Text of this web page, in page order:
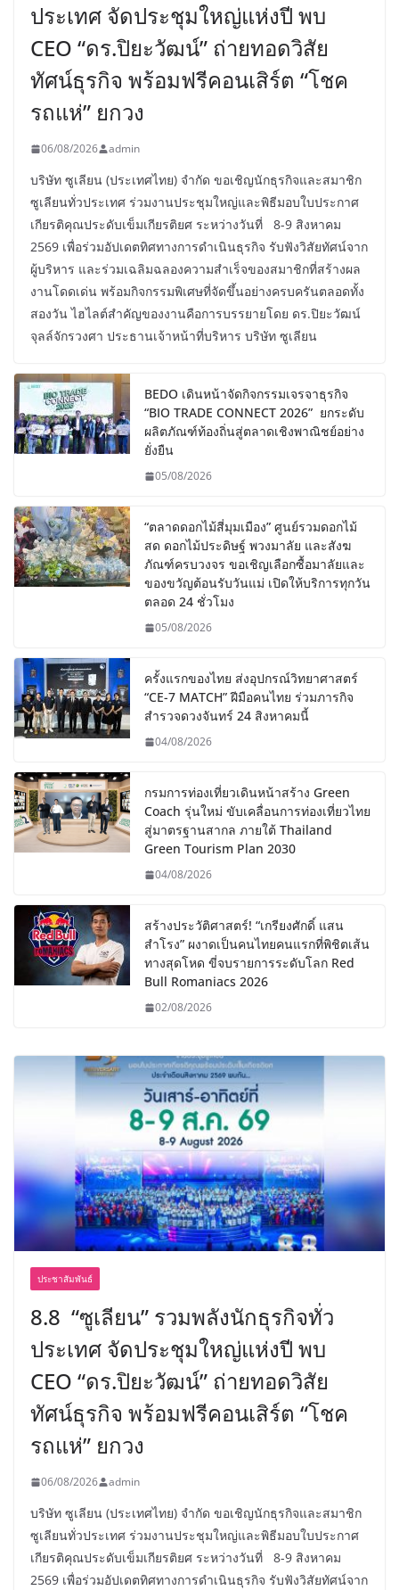
ประเทศ จัดประชุมใหญ่แห่งปี พบ
CEO “ดร.ปิยะวัฒน์” ถ่ายทอดวิสัย
ทัศน์ธุรกิจ พร้อมฟรีคอนเสิร์ต “โชค
รถแห่” ยกวง
06/08/2026 admin
บริษัท ซูเลียน (ประเทศไทย) จำกัด ขอเชิญนักธุรกิจและสมาชิก
ซูเลียนทั่วประเทศ ร่วมงานประชุมใหญ่และพิธีมอบใบประกาศ
เกียรติคุณประดับเข็มเกียรติยศ ระหว่างวันที่ 8-9 สิงหาคม
2569 เพื่อร่วมอัปเดตทิศทางการดำเนินธุรกิจ รับฟังวิสัยทัศน์จาก
ผู้บริหาร และร่วมเฉลิมฉลองความสำเร็จของสมาชิกที่สร้างผล
งานโดดเด่น พร้อมกิจกรรมพิเศษที่จัดขึ้นอย่างครบครันตลอดทั้ง
สองวัน ไฮไลต์สำคัญของงานคือการบรรยายโดย ดร.ปิยะวัฒน์
จุลล์จักรวงศา ประธานเจ้าหน้าที่บริหาร บริษัท ซูเลียน
BEDO เดินหน้าจัดกิจกรรมเจรจาธุรกิจ
“BIO TRADE CONNECT 2026” ยกระดับ
ผลิตภัณฑ์ท้องถิ่นสู่ตลาดเชิงพาณิชย์อย่าง
ยั่งยืน
05/08/2026
“ตลาดดอกไม้สี่มุมเมือง” ศูนย์รวมดอกไม้
สด ดอกไม้ประดิษฐ์ พวงมาลัย และสังฆ
ภัณฑ์ครบวงจร ขอเชิญเลือกซื้อมาลัยและ
ของขวัญต้อนรับวันแม่ เปิดให้บริการทุกวัน
ตลอด 24 ชั่วโมง
05/08/2026
ครั้งแรกของไทย ส่งอุปกรณ์วิทยาศาสตร์
“CE-7 MATCH” ฝีมือคนไทย ร่วมภารกิจ
สำรวจดวงจันทร์ 24 สิงหาคมนี้
04/08/2026
กรมการท่องเที่ยวเดินหน้าสร้าง Green
Coach รุ่นใหม่ ขับเคลื่อนการท่องเที่ยวไทย
สู่มาตรฐานสากล ภายใต้ Thailand
Green Tourism Plan 2030
04/08/2026
สร้างประวัติศาสตร์! “เกรียงศักดิ์ แสน
สำโรง” ผงาดเป็นคนไทยคนแรกที่พิชิตเส้น
ทางสุดโหด ขี่จบรายการระดับโลก Red
Bull Romaniacs 2026
02/08/2026
ประชาสัมพันธ์
8.8 “ซูเลียน” รวมพลังนักธุรกิจทั่ว
ประเทศ จัดประชุมใหญ่แห่งปี พบ
CEO “ดร.ปิยะวัฒน์” ถ่ายทอดวิสัย
ทัศน์ธุรกิจ พร้อมฟรีคอนเสิร์ต “โชค
รถแห่” ยกวง
06/08/2026 admin
บริษัท ซูเลียน (ประเทศไทย) จำกัด ขอเชิญนักธุรกิจและสมาชิก
ซูเลียนทั่วประเทศ ร่วมงานประชุมใหญ่และพิธีมอบใบประกาศ
เกียรติคุณประดับเข็มเกียรติยศ ระหว่างวันที่ 8-9 สิงหาคม
2569 เพื่อร่วมอัปเดตทิศทางการดำเนินธุรกิจ รับฟังวิสัยทัศน์จาก